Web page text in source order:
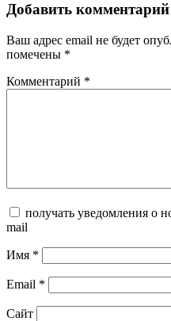
Добавить комментарий
Ваш адрес email не будет
помечены *
Комментарий *
получать уведомления о
mail
Имя *
Email *
Сайт